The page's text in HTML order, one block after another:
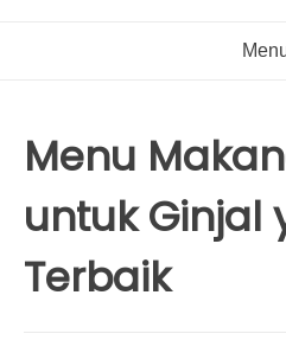
Menu
untuk Ginjal
Terbaik